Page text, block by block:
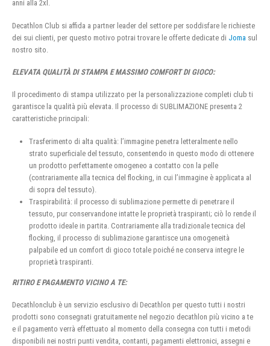
anni alla 2xl.
Decathlon Club si affida a partner leader del settore per soddisfare le richieste
dei sui clienti, per questo motivo potrai trovare le offerte dedicate di Joma sul
nostro sito.
ELEVATA QUALITÀ DI STAMPA E MASSIMO COMFORT DI GIOCO:
Il procedimento di stampa utilizzato per la personalizzazione completi club ti
garantisce la qualità più elevata. Il processo di SUBLIMAZIONE presenta 2
caratteristiche principali:
Trasferimento di alta qualità: l’immagine penetra letteralmente nello
strato superficiale del tessuto, consentendo in questo modo di ottenere
un prodotto perfettamente omogeneo a contatto con la pelle
(contrariamente alla tecnica del flocking, in cui l’immagine è applicata al
di sopra del tessuto).
Traspirabilità: il processo di sublimazione permette di penetrare il
tessuto, pur conservandone intatte le proprietà traspiranti; ciò lo rende il
prodotto ideale in partita. Contrariamente alla tradizionale tecnica del
flocking, il processo di sublimazione garantisce una omogeneità
palpabile ed un comfort di gioco totale poiché ne conserva integre le
proprietà traspiranti.
RITIRO E PAGAMENTO VICINO A TE:
Decathlonclub è un servizio esclusivo di Decathlon per questo tutti i nostri
prodotti sono consegnati gratuitamente nel negozio decathlon più vicino a te
e il pagamento verrà effettuato al momento della consegna con tutti i metodi
disponibili nei nostri punti vendita, contanti, pagamenti elettronici, assegni e